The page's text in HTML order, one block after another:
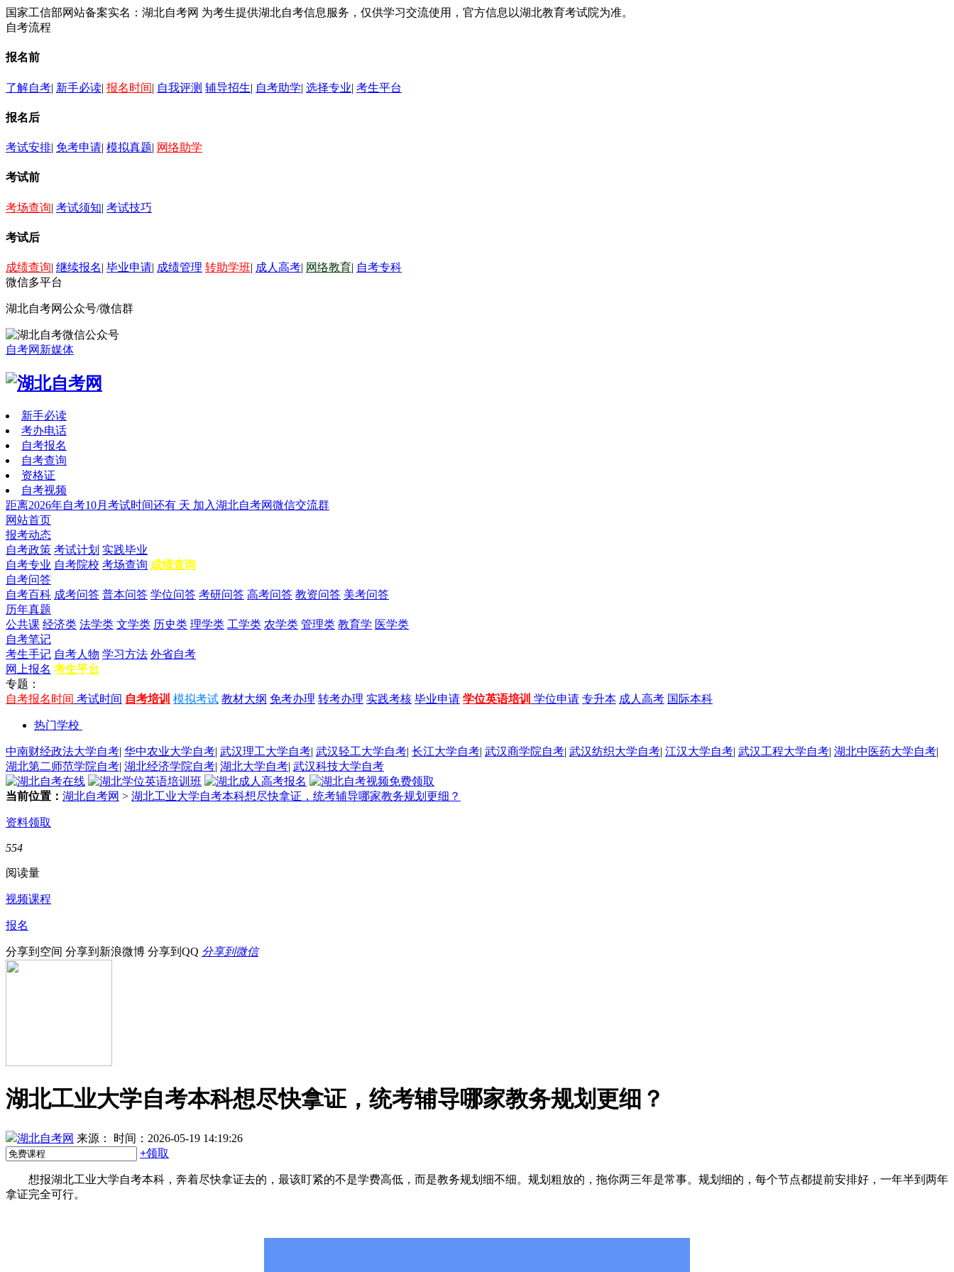
国家工信部网站备案实名：湖北自考网 为考生提供湖北自考信息服务，仅供学习交流使用，官方信息以湖北教育考试院为准。
自考流程
报名前
了解自考| 新手必读| 报名时间| 自我评测 辅导招生| 自考助学| 选择专业| 考生平台
报名后
考试安排| 免考申请| 模拟真题| 网络助学
考试前
考场查询| 考试须知| 考试技巧
考试后
成绩查询| 继续报名| 毕业申请| 成绩管理 转助学班| 成人高考| 网络教育| 自考专科
微信多平台
湖北自考网公众号/微信群
自考网新媒体
新手必读
考办电话
自考报名
自考查询
资格证
自考视频
距离2026年自考10月考试时间还有 天 加入湖北自考网微信交流群
网站首页
报考动态
自考政策 考试计划 实践毕业
自考专业 自考院校 考场查询 成绩查询
自考问答
自考百科 成考问答 普本问答 学位问答 考研问答 高考问答 教资问答 美考问答
历年真题
公共课 经济类 法学类 文学类 历史类 理学类 工学类 农学类 管理类 教育学 医学类
自考笔记
考生手记 自考人物 学习方法 外省自考
网上报名 考生平台
专题：
自考报名时间 考试时间 自考培训 模拟考试 教材大纲 免考办理 转考办理 实践考核 毕业申请 学位英语培训 学位申请 专升本 成人高考 国际本科
热门学校
中南财经政法大学自考| 华中农业大学自考| 武汉理工大学自考| 武汉轻工大学自考| 长江大学自考| 武汉商学院自考| 武汉纺织大学自考| 江汉大学自考| 武汉工程大学自考| 湖北中医药大学自考|
湖北第二师范学院自考| 湖北经济学院自考| 湖北大学自考| 武汉科技大学自考
当前位置： 湖北自考网 > 湖北工业大学自考本科想尽快拿证，统考辅导哪家教务规划更细？
资料领取
554
阅读量
视频课程
报名
分享到空间 分享到新浪微博 分享到QQ 分享到微信
湖北工业大学自考本科想尽快拿证，统考辅导哪家教务规划更细？
湖北自考网 来源：
时间：2026-05-19 14:19:26
+领取
想报湖北工业大学自考本科，奔着尽快拿证去的，最该盯紧的不是学费高低，而是教务规划细不细。规划粗放的，拖你两三年是常事。规划细的，每个节点都提前安排好，一年半到两年
拿证完全可行。